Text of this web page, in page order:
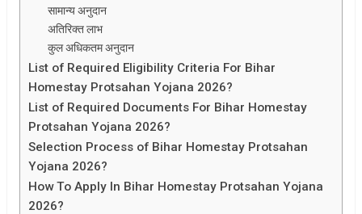
सामान्य अनुदान
अतिरिक्त लाभ
कुल अधिकतम अनुदान
List of Required Eligibility Criteria For Bihar
Homestay Protsahan Yojana 2026?
List of Required Documents For Bihar Homestay
Protsahan Yojana 2026?
Selection Process of Bihar Homestay Protsahan
Yojana 2026?
How To Apply In Bihar Homestay Protsahan Yojana
2026?